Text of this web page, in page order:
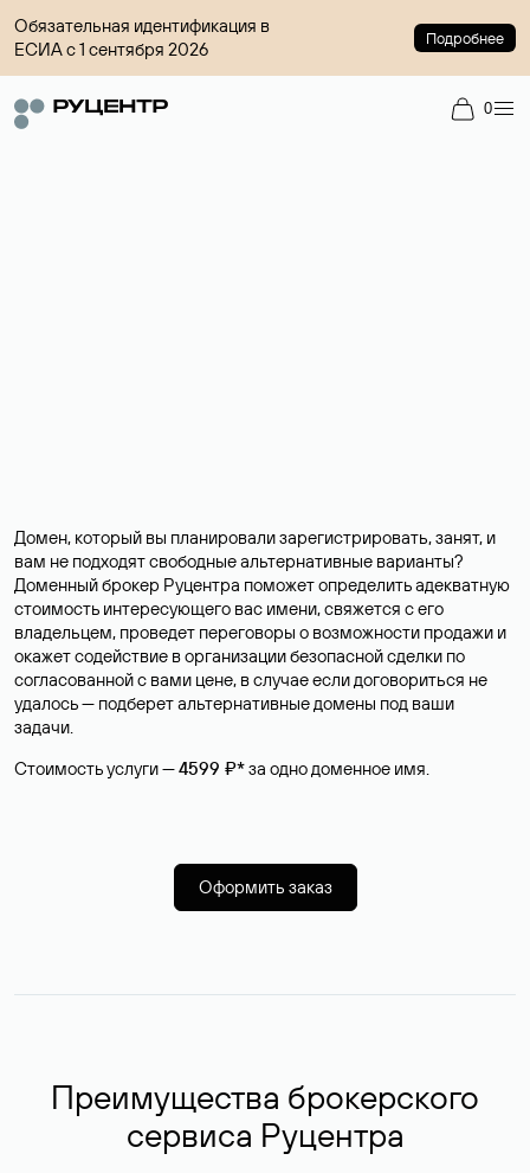
Обязательная идентификация в
ЕСИА с 1 сентября 2026
Подробнее
0
Домен, который вы планировали зарегистрировать, занят, и
вам не подходят свободные альтернативные варианты?
Доменный брокер Руцентра поможет определить адекватную
стоимость интересующего вас имени, свяжется с его
владельцем, проведет переговоры о возможности продажи и
окажет содействие в организации безопасной сделки по
согласованной с вами цене, в случае если договориться не
удалось — подберет альтернативные домены под ваши
задачи.
Стоимость услуги —4599 ₽*за одно доменное имя.
Оформить заказ
Преимущества брокерского
сервиса Руцентра